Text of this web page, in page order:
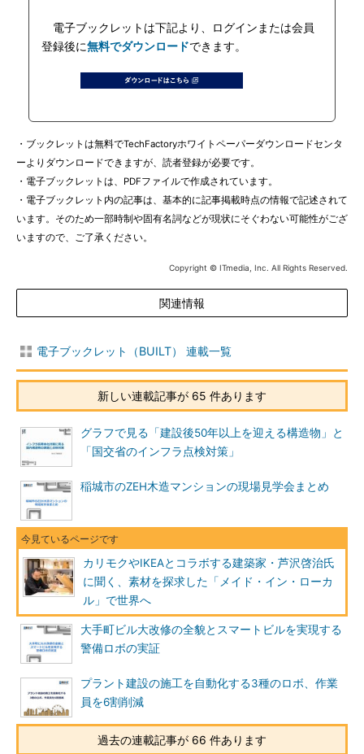
電子ブックレットは下記より、ログインまたは会員
登録後に無料でダウンロードできます。
・ブックレットは無料でTechFactoryホワイトペーパーダウンロードセンタ
ーよりダウンロードできますが、読者登録が必要です。
・電子ブックレットは、PDFファイルで作成されています。
・電子ブックレット内の記事は、基本的に記事掲載時点の情報で記述されて
います。そのため一部時制や固有名詞などが現状にそぐわない可能性がござ
いますので、ご了承ください。
Copyright © ITmedia, Inc. All Rights Reserved.
関連情報
電子ブックレット（BUILT） 連載一覧
新しい連載記事が 65 件あります
グラフで見る「建設後50年以上を迎える構造物」と
「国交省のインフラ点検対策」
稲城市のZEH木造マンションの現場見学会まとめ
カリモクやIKEAとコラボする建築家・芦沢啓治氏
に聞く、素材を探求した「メイド・イン・ローカ
ル」で世界へ
大手町ビル大改修の全貌とスマートビルを実現する
警備ロボの実証
プラント建設の施工を自動化する3種のロボ、作業
員を6割削減
過去の連載記事が 66 件あります